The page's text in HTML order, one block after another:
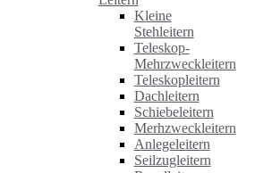
Kleine
Stehleitern
Teleskop-
Mehrzweckleitern
Teleskopleitern
Dachleitern
Schiebeleitern
Merhzweckleitern
Anlegeleitern
Seilzugleitern